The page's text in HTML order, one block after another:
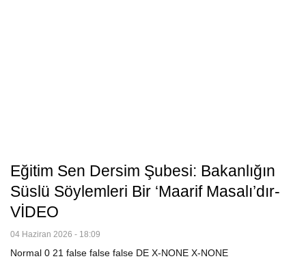
Eğitim Sen Dersim Şubesi: Bakanlığın
Süslü Söylemleri Bir ‘Maarif Masalı’dır-
VİDEO
04 Haziran 2026 - 18:09
Normal 0 21 false false false DE X-NONE X-NONE